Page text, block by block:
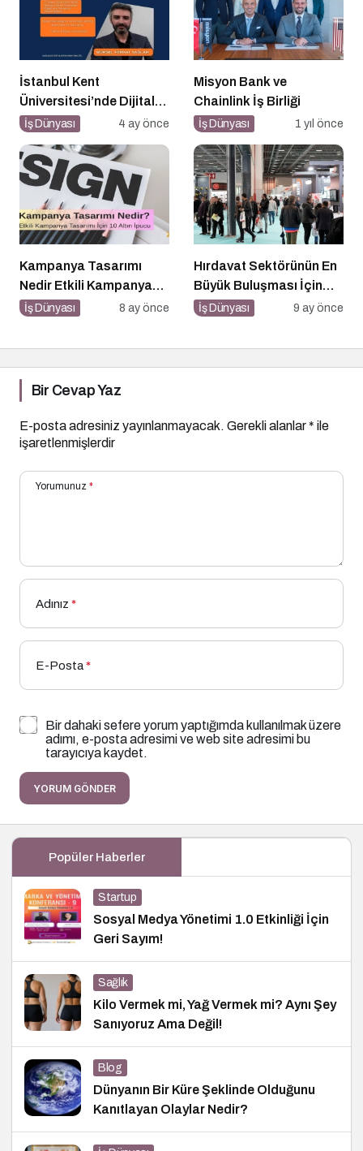
İstanbul Kent
Üniversitesi’nde Dijital
Markalaşma 1.0
İş Dünyası 4 ay önce
Misyon Bank ve
Chainlink İş Birliği
İş Dünyası 1 yıl önce
Kampanya Tasarımı
Nedir Etkili Kampanya
Tasarımı İçin 10 Altın
İş Dünyası 8 ay önce
Hırdavat Sektörünün En
Büyük Buluşması İçin
İstanbul Hazır!
İş Dünyası 9 ay önce
Bir Cevap Yaz
E-posta adresiniz yayınlanmayacak. Gerekli alanlar* ile
işaretlenmişlerdir
Yorumunuz *
Adınız *
E-Posta*
Bir dahaki sefere yorum yaptığımda kullanılmak üzere
adımı, e-posta adresimi ve web site adresimi bu
tarayıcıya kaydet.
YORUM GÖNDER
Popüler Haberler
Startup
Sosyal Medya Yönetimi 1.0 Etkinliği İçin
Geri Sayım!
Sağlık
Kilo Vermek mi, Yağ Vermek mi? Aynı Şey
Sanıyoruz Ama Değil!
Blog
Dünyanın Bir Küre Şeklinde Olduğunu
Kanıtlayan Olaylar Nedir?